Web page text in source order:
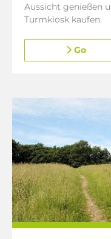
Aussicht genießen
Turmkiosk kaufen.
Go